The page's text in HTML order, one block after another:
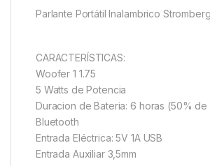
Parlante Portátil Inalambrico
CARACTERÍSTICAS:
Woofer 1 1.75
5 Watts de Potencia
Duracion de Bateria: 6 horas (50% de
Bluetooth
Entrada Eléctrica: 5V 1A USB
Entrada Auxiliar 3,5mm